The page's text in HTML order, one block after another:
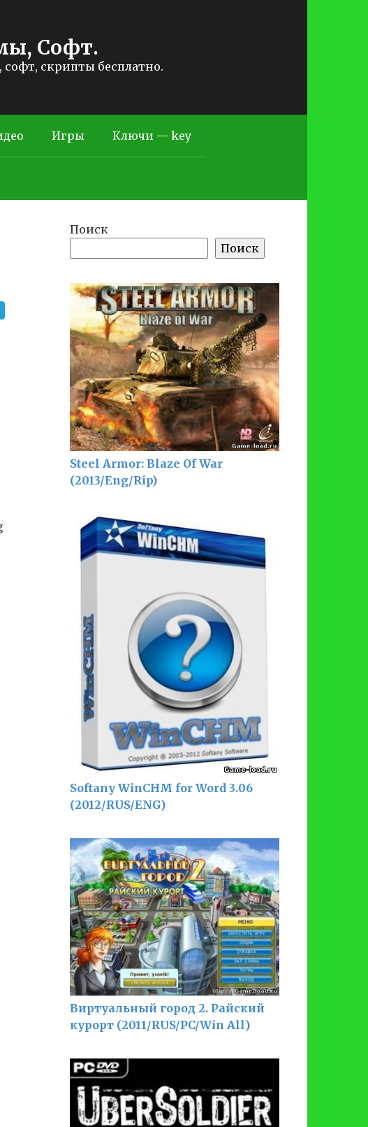
Софт.
скрипты бесплатно.
Игры Ключи — key
Поиск
Поиск
Steel Armor: Blaze Of War
(2013/Eng/Rip)
Softany WinCHM for Word 3.06
(2012/RUS/ENG)
Виртуальный город 2. Райский
курорт (2011/RUS/PC/Win All)